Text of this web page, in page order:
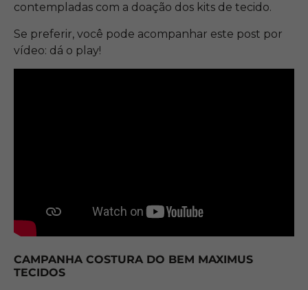
contempladas com a doação dos kits de tecido.
Se preferir, você pode acompanhar este post por
vídeo: dá o play!
CAMPANHA COSTURA DO BEM MAXIMUS
TECIDOS